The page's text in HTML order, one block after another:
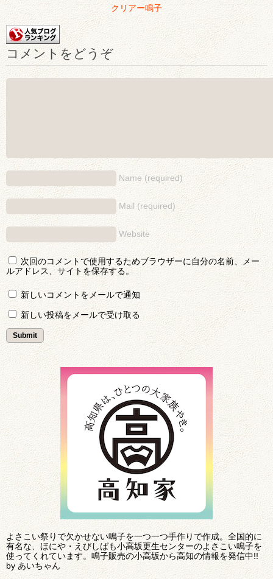
クリアー鳴子
コメントをどうぞ
Name (required)
Mail (required)
Website
次回のコメントで使用するためブラウザーに自分の名前、メー
ルアドレス、サイトを保存する。
新しいコメントをメールで通知
新しい投稿をメールで受け取る
よさこい祭りで欠かせない鳴子を一つ一つ手作りで作成。全国的に
有名な、ほにや・えびしばも小高坂更生センターのよさこい鳴子を
使ってくれています。鳴子販売の小高坂から高知の情報を発信中!!
by あいちゃん